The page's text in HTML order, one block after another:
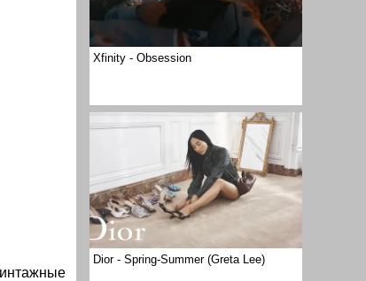
Xfinity - Obsession
Dior - Spring-Summer (Greta Lee)